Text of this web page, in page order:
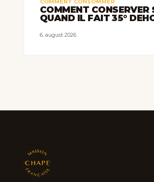
COMMENT CONSOMMER
COMMENT CONSERVER
QUAND IL FAIT 35°
6. august 2026